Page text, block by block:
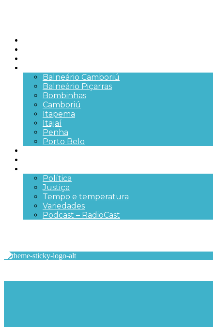
Balneário Camboriú
Balneário Piçarras
Bombinhas
Camboriú
Itapema
Itajaí
Penha
Porto Belo
Política
Justiça
Tempo e temperatura
Variedades
Podcast – RadioCast